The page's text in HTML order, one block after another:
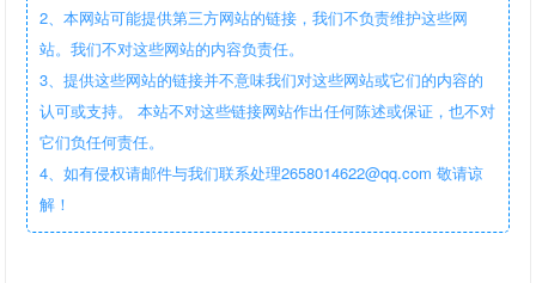
2、本网站可能提供第三方网站的链接，我们不负责维护这些网
站。我们不对这些网站的内容负责任。
3、提供这些网站的链接并不意味我们对这些网站或它们的内容的
认可或支持。 本站不对这些链接网站作出任何陈述或保证，也不对
它们负任何责任。
4、如有侵权请邮件与我们联系处理2658014622@qq.com 敬请谅
解！